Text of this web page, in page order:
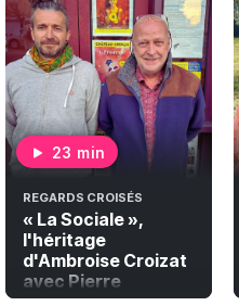
23 min
REGARDS CROISÉS
« La Sociale »,
l'héritage
d'Ambroise Croizat
avec Pierre